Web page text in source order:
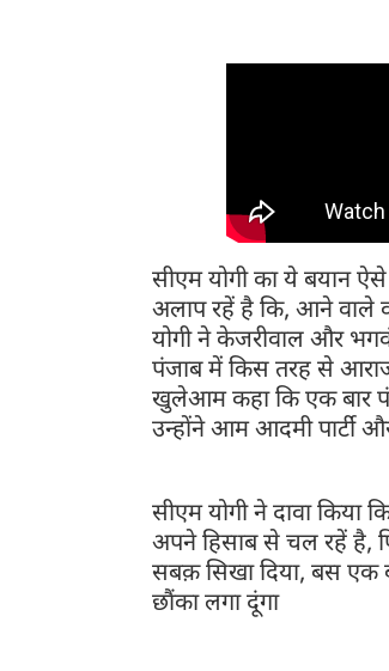
सीएम योगी का ये बयान
अलाप रहें है कि, आने वाले
योगी ने केजरीवाल और
पंजाब में किस तरह से
खुलेआम कहा कि एक बार
उन्होंने आम आदमी पार्टी
सीएम योगी ने दावा
अपने हिसाब से चल रहें है,
सबक़ सिखा दिया, बस एक
छौंका लगा दूंगा